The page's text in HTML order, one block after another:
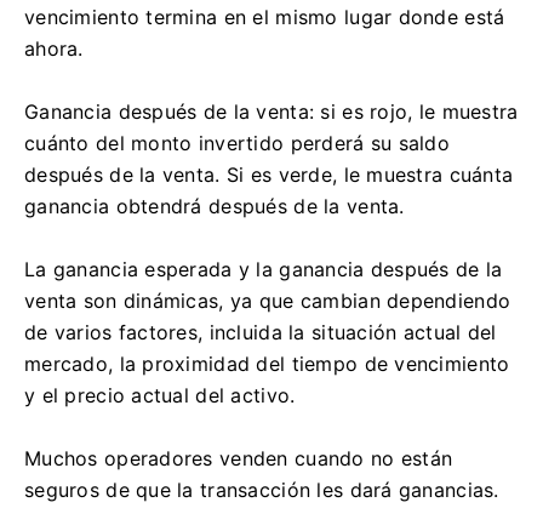
vencimiento termina en el mismo lugar donde está
ahora.
Ganancia después de la venta: si es rojo, le muestra
cuánto del monto invertido perderá su saldo
después de la venta. Si es verde, le muestra cuánta
ganancia obtendrá después de la venta.
La ganancia esperada y la ganancia después de la
venta son dinámicas, ya que cambian dependiendo
de varios factores, incluida la situación actual del
mercado, la proximidad del tiempo de vencimiento
y el precio actual del activo.
Muchos operadores venden cuando no están
seguros de que la transacción les dará ganancias.